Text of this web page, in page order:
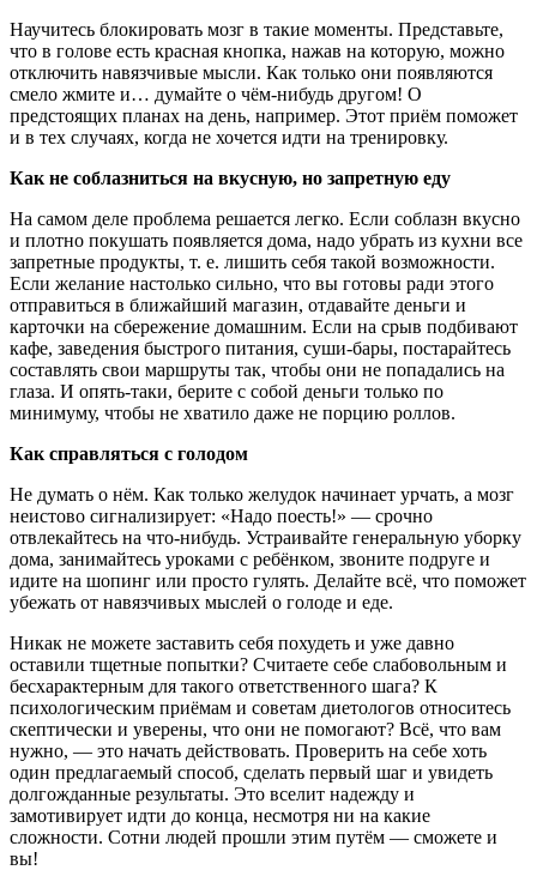
Научитесь блокировать мозг в такие моменты. Представьте,
что в голове есть красная кнопка, нажав на которую, можно
отключить навязчивые мысли. Как только они появляются
смело жмите и… думайте о чём-нибудь другом! О
предстоящих планах на день, например. Этот приём поможет
и в тех случаях, когда не хочется идти на тренировку.
Как не соблазниться на вкусную, но запретную еду
На самом деле проблема решается легко. Если соблазн вкусно
и плотно покушать появляется дома, надо убрать из кухни все
запретные продукты, т. е. лишить себя такой возможности.
Если желание настолько сильно, что вы готовы ради этого
отправиться в ближайший магазин, отдавайте деньги и
карточки на сбережение домашним. Если на срыв подбивают
кафе, заведения быстрого питания, суши-бары, постарайтесь
составлять свои маршруты так, чтобы они не попадались на
глаза. И опять-таки, берите с собой деньги только по
минимуму, чтобы не хватило даже не порцию роллов.
Как справляться с голодом
Не думать о нём. Как только желудок начинает урчать, а мозг
неистово сигнализирует: «Надо поесть!» — срочно
отвлекайтесь на что-нибудь. Устраивайте генеральную уборку
дома, занимайтесь уроками с ребёнком, звоните подруге и
идите на шопинг или просто гулять. Делайте всё, что поможет
убежать от навязчивых мыслей о голоде и еде.
Никак не можете заставить себя похудеть и уже давно
оставили тщетные попытки? Считаете себе слабовольным и
бесхарактерным для такого ответственного шага? К
психологическим приёмам и советам диетологов относитесь
скептически и уверены, что они не помогают? Всё, что вам
нужно, — это начать действовать. Проверить на себе хоть
один предлагаемый способ, сделать первый шаг и увидеть
долгожданные результаты. Это вселит надежду и
замотивирует идти до конца, несмотря ни на какие
сложности. Сотни людей прошли этим путём — сможете и
вы!